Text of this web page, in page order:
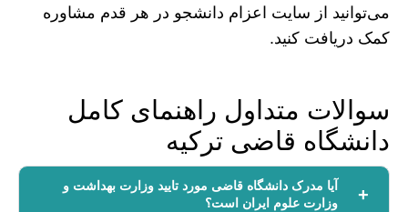
می‌توانید از سایت اعزام دانشجو در هر قدم مشاوره
کمک دریافت کنید.
سوالات متداول راهنمای کامل
دانشگاه قاضی ترکیه
آیا مدرک دانشگاه قاضی مورد تایید وزارت بهداشت و
وزارت علوم ایران است؟